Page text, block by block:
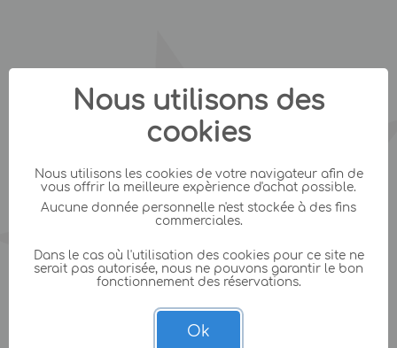
Nous utilisons des
cookies
Nous utilisons les cookies de votre navigateur afin de
vous offrir la meilleure expèrience d'achat possible.
Aucune donnée personnelle n'est stockée à des fins
commerciales.
Dans le cas où l'utilisation des cookies pour ce site ne
serait pas autorisée, nous ne pouvons garantir le bon
fonctionnement des réservations.
Ok